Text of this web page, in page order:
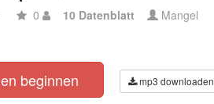
0 10 Datenblatt Mangel
beginnen mp3 downloaden